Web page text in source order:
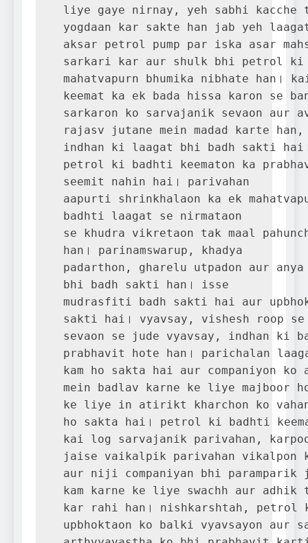
liye gaye nirnay, yeh sabhi
yogdaan kar sakte han jab yeh
aksar petrol pump par iska asar
sarkari kar aur shulk bhi petrol ki
mahatvapurn bhumika nibhate han।
keemat ka ek bada hissa karon se
sarkaron ko sarvajanik sevaon aur
rajasv jutane mein madad karte
indhan ki laagat bhi badh sakti
petrol ki badhti keematon ka
seemit nahin hai। parivahan
aapurti shrinkhalaon ka ek
badhti laagat se nirmataon
se khudra vikretaon tak maal
han। parinamswarup, khadya
padarthon, gharelu utpadon aur
bhi badh sakti han। isse
mudrasfiti badh sakti hai aur
sakti hai। vyavsay, vishesh roop
sevaon se jude vyavsay, indhan ki
prabhavit hote han। parichalan
kam ho sakta hai aur companiyon
mein badlav karne ke liye majboor
ke liye in atirikt kharchon ko
ho sakta hai। petrol ki badhti
kai log sarvajanik parivahan,
jaise vaikalpik parivahan vikalpon
aur niji companiyan bhi paramparik
kam karne ke liye swachh aur adhik
kar rahi han। nishkarshtah, petrol
upbhoktaon ko balki vyavsayon aur